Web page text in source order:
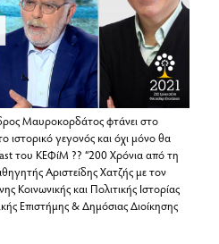
Μαυροκορδάτος φτάνει στο
ιστορικό γεγονός και όχι μόνο θα
του ΚΕΦίΜ ?? “200 Χρόνια από τη
Αριστείδης Χατζής με τον
Κοινωνικής και Πολιτικής Ιστορίας
Επιστήμης & Δημόσιας Διοίκησης